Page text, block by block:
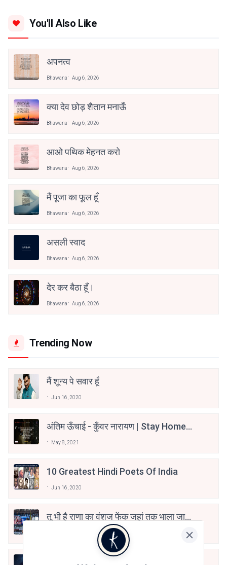
You'll Also Like
अपनत्व
Bhawana Aug 6, 2026
क्या देव छोड़ शैतान मनाऊँ
Bhawana Aug 6, 2026
आओ पथिक मेहनत करो
Bhawana Aug 6, 2026
मैं पूजा का फूल हूँ
Bhawana Aug 6, 2026
असली स्वाद
Bhawana Aug 6, 2026
देर कर बैठा हूँ।
Bhawana Aug 6, 2026
Trending Now
मैं शून्य पे सवार हूँ
Jun 16, 2020
अंतिम ऊँचाई - कुँवर नारायण | Stay Home
May 8, 2021
10 Greatest Hindi Poets Of India
Jun 16, 2020
तू भी है राणा का वंशज फेंक जहां तक भाला जाए: